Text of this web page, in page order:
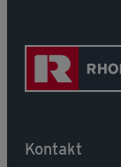
Kontakt